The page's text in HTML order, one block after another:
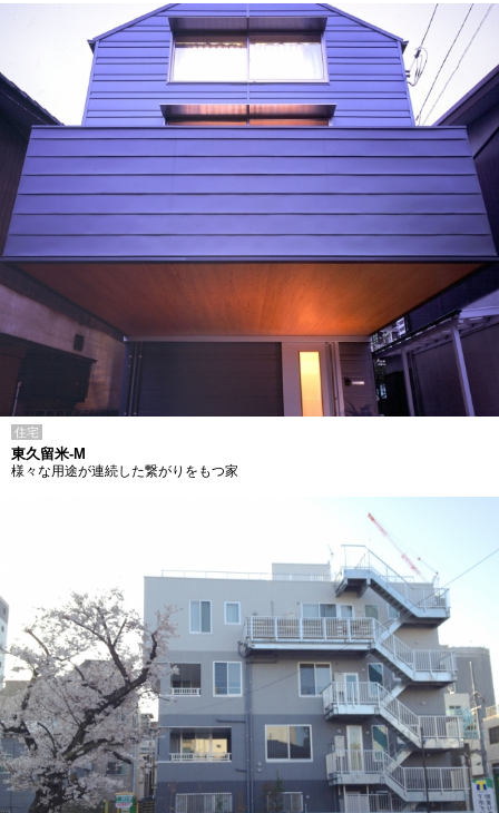
住宅
東久留米-M
様々な用途が連続した繋がりをもつ家